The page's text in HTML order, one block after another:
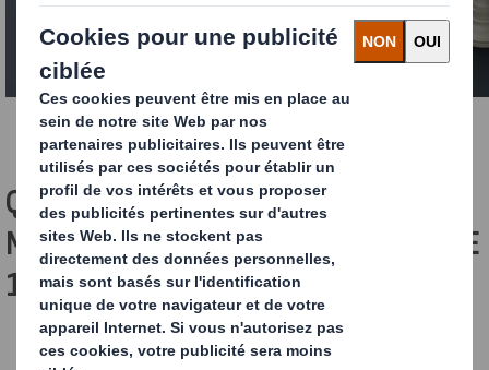
QUE RESTE-T-IL DU
MULTILATÉRALISME TRIOMPHANT DE
1945 ?